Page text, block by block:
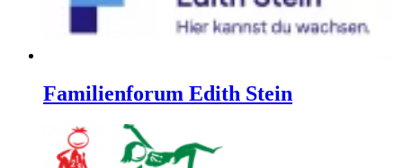
Familienforum Edith Stein